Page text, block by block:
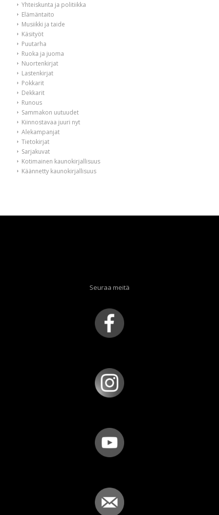
Yhteiskunta ja politiikka
Elämäntaito
Musiikki ja taide
Käsityöt
Puutarha
Ruoka ja juoma
Nuortenkirjat
Lastenkirjat
Pokkarit
Dekkarit
Runous
Sammakon uutuudet
Kiinnostavaa juuri nyt
Alekampanjat
Tietokirjat
Sarjakuvat
Kotimainen kaunokirjallisuus
Käännetty kaunokirjallisuus
Seuraa meitä